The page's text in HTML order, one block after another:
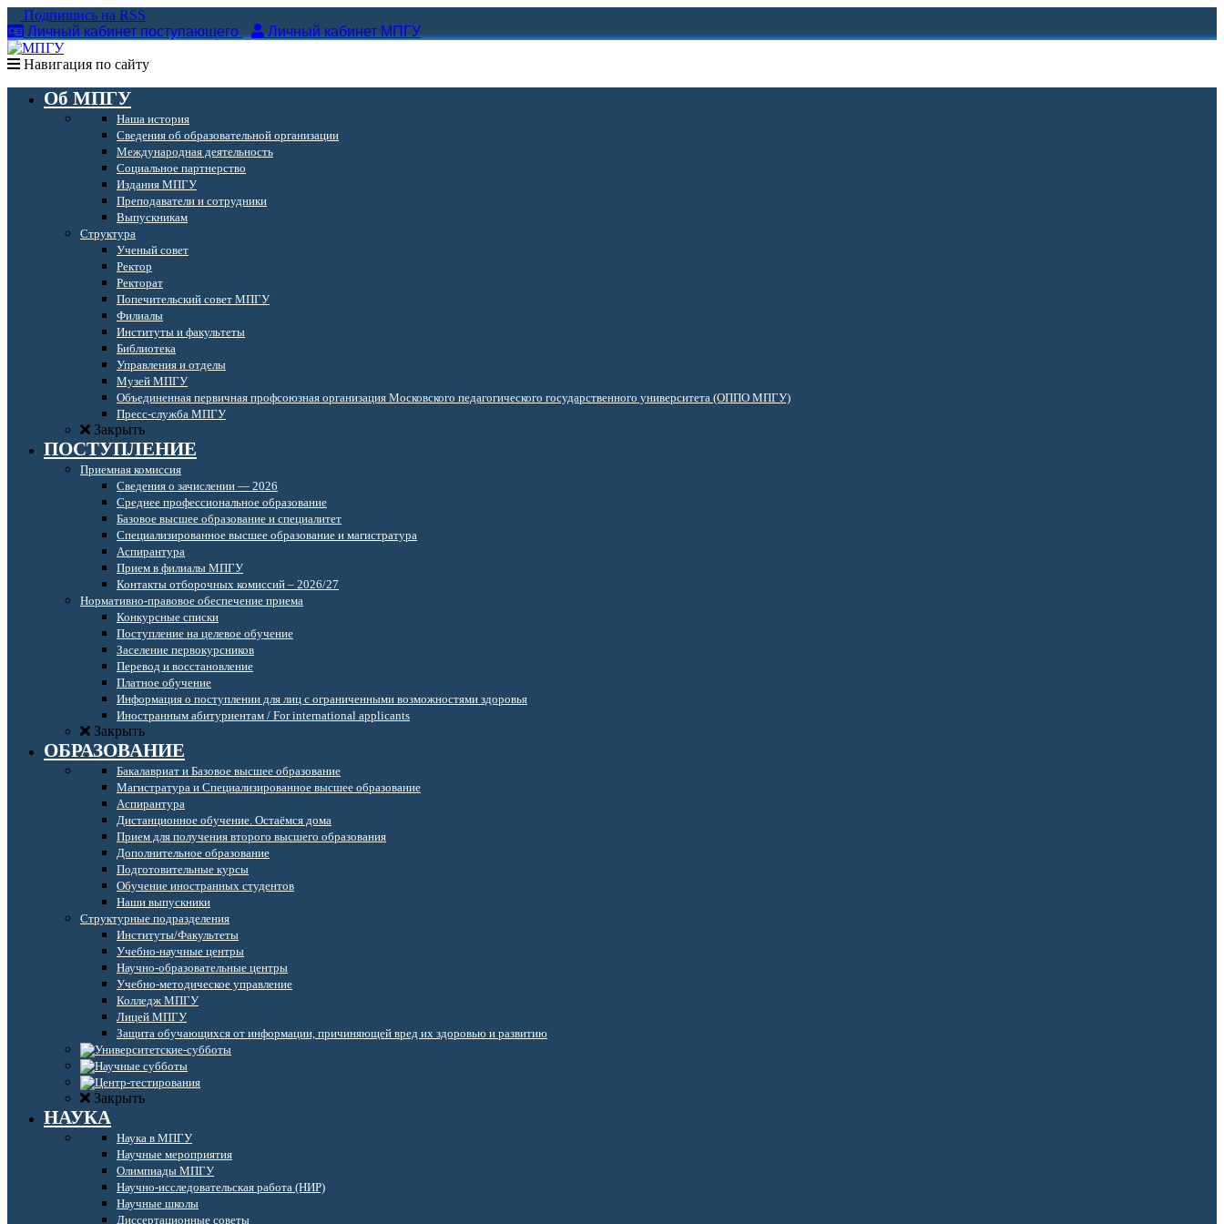
Подпишись на RSS
Личный кабинет поступающего
Личный кабинет МПГУ
Навигация по сайту
Об МПГУ
Наша история
Сведения об образовательной организации
Международная деятельность
Социальное партнерство
Издания МПГУ
Преподаватели и сотрудники
Выпускникам
Структура
Ученый совет
Ректор
Ректорат
Попечительский совет МПГУ
Филиалы
Институты и факультеты
Библиотека
Управления и отделы
Музей МПГУ
Объединенная первичная профсоюзная организация Московского педагогического государственного университета (ОППО МПГУ)
Пресс-служба МПГУ
Закрыть
ПОСТУПЛЕНИЕ
Приемная комиссия
Сведения о зачислении — 2026
Среднее профессиональное образование
Базовое высшее образование и специалитет
Специализированное высшее образование и магистратура
Аспирантура
Прием в филиалы МПГУ
Контакты отборочных комиссий – 2026/27
Нормативно-правовое обеспечение приема
Конкурсные списки
Поступление на целевое обучение
Заселение первокурсников
Перевод и восстановление
Платное обучение
Информация о поступлении для лиц с ограниченными возможностями здоровья
Иностранным абитуриентам / For international applicants
Закрыть
ОБРАЗОВАНИЕ
Бакалавриат и Базовое высшее образование
Магистратура и Специализированное высшее образование
Аспирантура
Дистанционное обучение. Остаёмся дома
Прием для получения второго высшего образования
Дополнительное образование
Подготовительные курсы
Обучение иностранных студентов
Наши выпускники
Структурные подразделения
Институты/Факультеты
Учебно-научные центры
Научно-образовательные центры
Учебно-методическое управление
Колледж МПГУ
Лицей МПГУ
Защита обучающихся от информации, причиняющей вред их здоровью и развитию
Закрыть
НАУКА
Наука в МПГУ
Научные мероприятия
Олимпиады МПГУ
Научно-исследовательская работа (НИР)
Научные школы
Диссертационные советы